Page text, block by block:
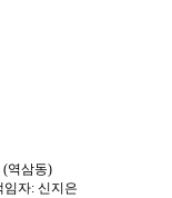
(역삼동)
임자: 신지은